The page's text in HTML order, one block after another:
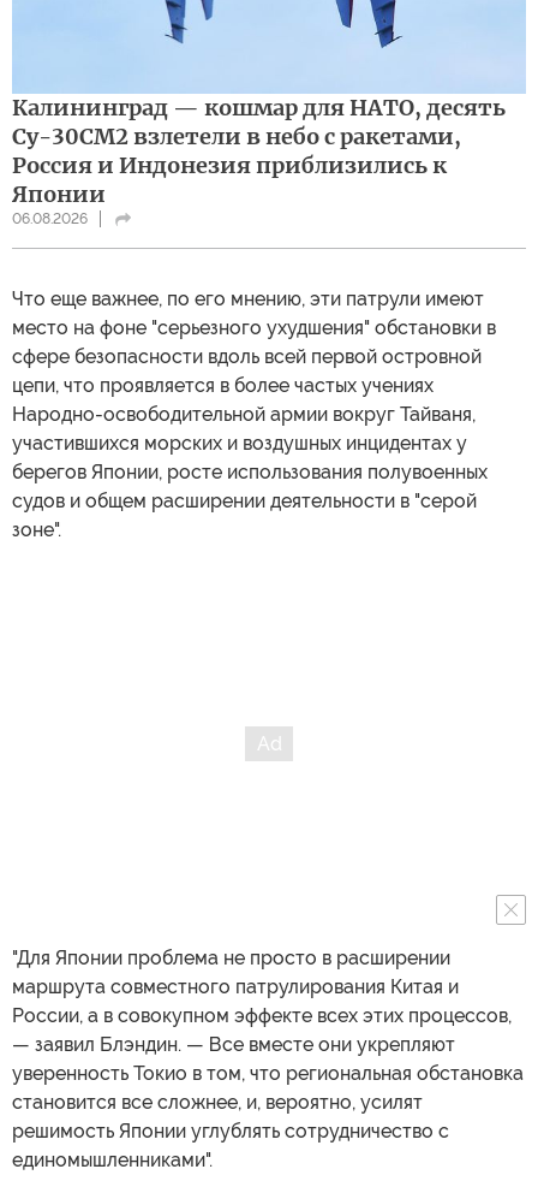
Калининград — кошмар для НАТО, десять
Су-30СМ2 взлетели в небо с ракетами,
Россия и Индонезия приблизились к
Японии
06.08.2026
Что еще важнее, по его мнению, эти патрули имеют
место на фоне "серьезного ухудшения" обстановки в
сфере безопасности вдоль всей первой островной
цепи, что проявляется в более частых учениях
Народно-освободительной армии вокруг Тайваня,
участившихся морских и воздушных инцидентах у
берегов Японии, росте использования полувоенных
судов и общем расширении деятельности в "серой
зоне".
"Для Японии проблема не просто в расширении
маршрута совместного патрулирования Китая и
России, а в совокупном эффекте всех этих процессов,
— заявил Блэндин. — Все вместе они укрепляют
уверенность Токио в том, что региональная обстановка
становится все сложнее, и, вероятно, усилят
решимость Японии углублять сотрудничество с
единомышленниками".